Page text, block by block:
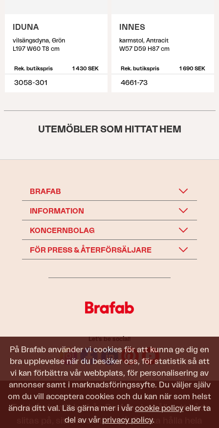
På Brafab använder vi cookies för att kunna ge dig en
bra upplevelse när du besöker oss, för statistik så att
vi kan förbättra vår webbplats, för personalisering av
annonser samt i marknadsföringssyfte. Du väljer själv
om du vill acceptera cookies och du kan när som helst
ändra ditt val. Läs gärna mer i vår cookie policy eller ta
del av vår privacy policy.
IDUNA
vilsängsdyna, Grön
L197 W60 T8 cm
Rek. butikspris 1 430 SEK
3058-301
INNES
karmstol, Antracit
W57 D59 H87 cm
Rek. butikspris 1 690 SEK
4661-73
UTEMÖBLER SOM HITTAT HEM
BRAFAB
INFORMATION
KONCERNBOLAG
FÖR PRESS & ÅTERFÖRSÄLJARE
Let's be social!
Trädgårdsmöbler från Brafab ska hålla att både
slitas på, sitta i och titta på. De ska hålla hela